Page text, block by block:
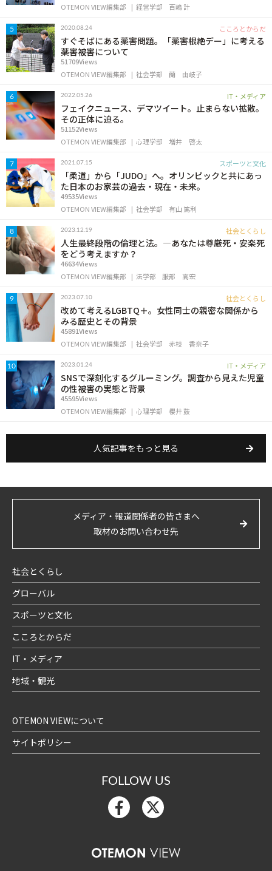
OTEMON VIEW編集部
経営学部 百嶋 計
5 2020.08.24 こころとからだ
すぐそばにある薬害問題。「薬害根絶デー」に考える
薬害被害について
51709Views
OTEMON VIEW編集部
社会学部 蘭 由岐子
6 2022.05.26 IT・メディア
フェイクニュース、デマツイート。止まらない拡散。
その正体に迫る。
51152Views
OTEMON VIEW編集部
心理学部 増井 啓太
7 2021.07.15 スポーツと文化
「柔道」から「JUDO」へ。オリンピックと共にあっ
た日本のお家芸の過去・現在・未来。
49535Views
OTEMON VIEW編集部
社会学部 有山 篤利
8 2023.12.19 社会とくらし
人生最終段階の倫理と法。―あなたは尊厳死・安楽死
をどう考えますか？
46634Views
OTEMON VIEW編集部
法学部 服部 高宏
9 2023.07.10 社会とくらし
改めて考えるLGBTQ＋。女性同士の親密な関係から
みる歴史とその背景
45891Views
OTEMON VIEW編集部
社会学部 赤枝 香奈子
10 2023.01.24 IT・メディア
SNSで深刻化するグルーミング。調査から見えた児童
の性被害の実態と背景
45595Views
OTEMON VIEW編集部
心理学部 櫻井 鼓
人気記事をもっと見る
メディア・報道関係者の皆さまへ
取材のお問い合わせ先
社会とくらし
グローバル
スポーツと文化
こころとからだ
IT・メディア
地域・観光
OTEMON VIEWについて
サイトポリシー
FOLLOW US